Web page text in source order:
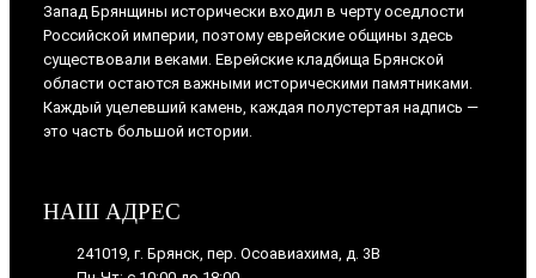
Запад Брянщины исторически входил в черту оседлости
Российской империи, поэтому еврейские общины здесь
существовали веками. Еврейские кладбища Брянской
области остаются важными историческими памятниками.
Каждый уцелевший камень, каждая полустертая надпись —
это часть большой истории.
НАШ АДРЕС
241019, г. Брянск, пер. Осоавиахима, д. 3В